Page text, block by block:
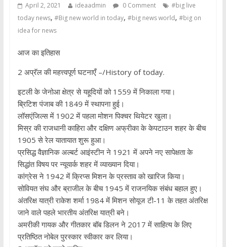
April 2, 2021 ideaadmin 0 Comment
#big live
today news, #Big new world in today, #big news world, #big on
idea for news
आज का इतिहास
2 अप्रॅल की महत्त्वपूर्ण घटनाएँ –/History of today.
इटली के जेनोआ क्षेत्र से यहूदियों को 1559 में निकाला गया।
ब्रिटिश पंजाब की 1849 में स्थापना हुई।
लॉसएंजिल्‍स में 1902 में पहला मोशन पिक्‍चर थियेटर खुला।
मिस्र की राजधानी काहिरा और दक्षिण अफ्रीका के केपटाउन शहर के बीच
1905 से रेल यातायात शुरू हुआ।
प्रसिद्ध वैज्ञानिक अल्बर्ट आइंस्टीन ने 1921 में अपने नए सापेक्षता के
सिद्धांत विषय पर न्यूयार्क शहर में व्याख्यान दिया।
कांग्रेस ने 1942 में क्रिप्स मिशन के प्रस्ताव को खारिज किया।
सोवियत संघ और ब्राजील के बीच 1945 में राजनयिक संबंध बहाल हुए।
अंतरिक्ष यात्री राकेश शर्मा 1984 में मिशन सोयूज टी-11 के तहत अंतरिक्ष
जाने वाले पहले भारतीय अंतरिक्ष यात्री बने।
अमरीकी गायक और गीतकार बॉब डिलन ने 2017 में साहित्य के लिए
प्रतिष्ठित नोबेल पुरस्कार स्वीकार कर लिया।